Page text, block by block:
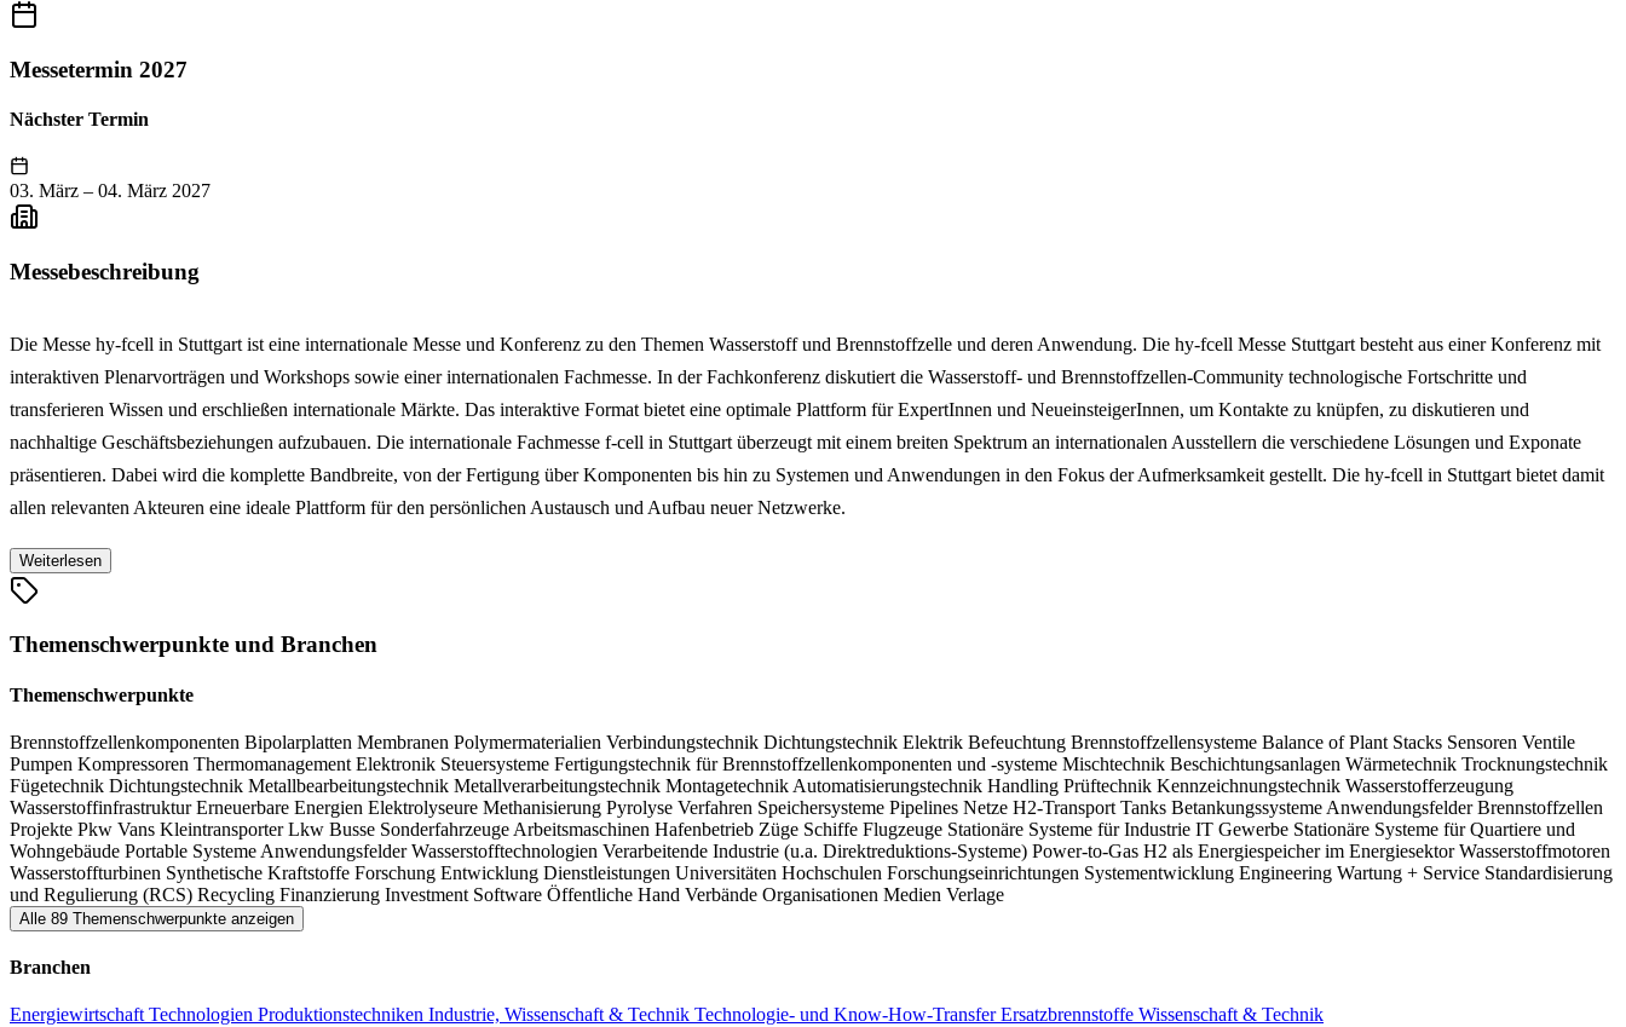
Messetermin 2027
Nächster Termin
03. März – 04. März 2027
Messebeschreibung
Die Messe hy-fcell in Stuttgart ist eine internationale Messe und Konferenz zu den Themen Wasserstoff und Brennstoffzelle und deren Anwendung. Die hy-fcell Messe Stuttgart besteht aus einer Konferenz mit
interaktiven Plenarvorträgen und Workshops sowie einer internationalen Fachmesse. In der Fachkonferenz diskutiert die Wasserstoff- und Brennstoffzellen-Community technologische Fortschritte und
transferieren Wissen und erschließen internationale Märkte. Das interaktive Format bietet eine optimale Plattform für ExpertInnen und NeueinsteigerInnen, um Kontakte zu knüpfen, zu diskutieren und
nachhaltige Geschäftsbeziehungen aufzubauen. Die internationale Fachmesse f-cell in Stuttgart überzeugt mit einem breiten Spektrum an internationalen Ausstellern die verschiedene Lösungen und Exponate
präsentieren. Dabei wird die komplette Bandbreite, von der Fertigung über Komponenten bis hin zu Systemen und Anwendungen in den Fokus der Aufmerksamkeit gestellt. Die hy-fcell in Stuttgart bietet damit
allen relevanten Akteuren eine ideale Plattform für den persönlichen Austausch und Aufbau neuer Netzwerke.
Weiterlesen
Themenschwerpunkte und Branchen
Themenschwerpunkte
Brennstoffzellenkomponenten Bipolarplatten Membranen Polymermaterialien Verbindungstechnik Dichtungstechnik Elektrik Befeuchtung Brennstoffzellensysteme Balance of Plant Stacks Sensoren Ventile
Pumpen Kompressoren Thermomanagement Elektronik Steuersysteme Fertigungstechnik für Brennstoffzellenkomponenten und -systeme Mischtechnik Beschichtungsanlagen Wärmetechnik Trocknungstechnik
Fügetechnik Dichtungstechnik Metallbearbeitungstechnik Metallverarbeitungstechnik Montagetechnik Automatisierungstechnik Handling Prüftechnik Kennzeichnungstechnik Wasserstofferzeugung
WasserstoffinfrastrukturErneuerbare Energien Elektrolyseure Methanisierung Pyrolyse Verfahren Speichersysteme Pipelines Netze H2-Transport Tanks Betankungssysteme Anwendungsfelder Brennstoffzellen
Projekte Pkw Vans KleintransporterLkw Busse Sonderfahrzeuge Arbeitsmaschinen Hafenbetrieb Züge Schiffe Flugzeuge Stationäre Systeme für Industrie IT Gewerbe Stationäre Systeme für Quartiere und
Wohngebäude Portable Systeme Anwendungsfelder Wasserstofftechnologien Verarbeitende Industrie (u.a. Direktreduktions-Systeme) Power-to-Gas H2 als Energiespeicher im EnergiesektorWasserstoffmotoren
Wasserstoffturbinen Synthetische Kraftstoffe Forschung Entwicklung Dienstleistungen Universitäten Hochschulen Forschungseinrichtungen Systementwicklung Engineering Wartung + Service Standardisierung
und Regulierung (RCS) Recycling Finanzierung Investment Software Öffentliche Hand Verbände Organisationen Medien Verlage
Alle 89 Themenschwerpunkte anzeigen
Branchen
Energiewirtschaft Technologien Produktionstechniken Industrie, Wissenschaft & Technik Technologie- und Know-How-TransferErsatzbrennstoffe Wissenschaft & Technik